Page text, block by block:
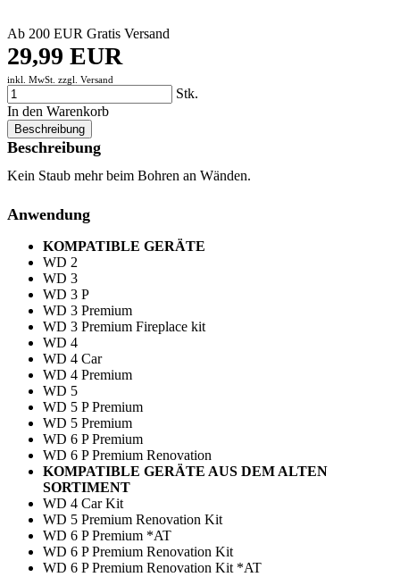
Ab 200 EUR Gratis Versand
29,99 EUR
inkl. MwSt. zzgl. Versand
Stk.
In den Warenkorb
Beschreibung
Beschreibung
Kein Staub mehr beim Bohren an Wänden.
Anwendung
KOMPATIBLE GERÄTE
WD 2
WD 3
WD 3 P
WD 3 Premium
WD 3 Premium Fireplace kit
WD 4
WD 4 Car
WD 4 Premium
WD 5
WD 5 P Premium
WD 5 Premium
WD 6 P Premium
WD 6 P Premium Renovation
KOMPATIBLE GERÄTE AUS DEM ALTEN
SORTIMENT
WD 4 Car Kit
WD 5 Premium Renovation Kit
WD 6 P Premium *AT
WD 6 P Premium Renovation Kit
WD 6 P Premium Renovation Kit *AT